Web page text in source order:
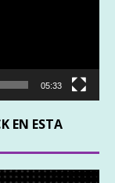
05:33
EN ESTA